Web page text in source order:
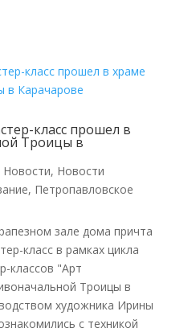
класс прошел в
Троицы в
Новости, Новости
, Петропавловское
зале дома причта
класс в рамках цикла
классов "Арт
Троицы в
художника Ирины
с техникой